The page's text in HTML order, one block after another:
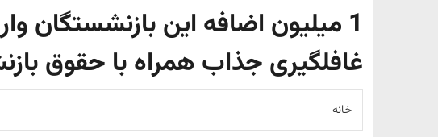
1 میلیون اضافه این بازنشستگان
غافلگیری جذاب همراه با حقوق
خانه